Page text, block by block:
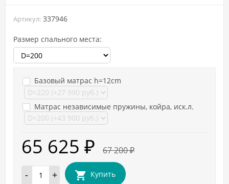
Артикул: 337946
Размер спального места:
Базовый матрас h=12cm
Матрас независимые пружины, койра, иск.л.
65 625 ₽ 67 200₽
- + Купить